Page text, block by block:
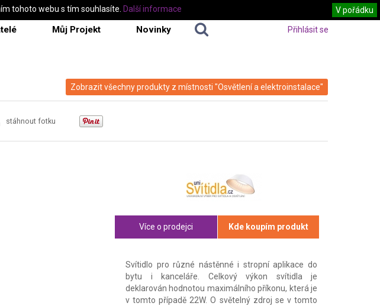
Můj Projekt Novinky Přihlásit se
Zobrazit všechny produkty z místnosti "Osvětlení a elektroinstalace"
stáhnout fotku
Více o prodejci Kde koupím produkt
Svítidlo pro různé nástěnné i stropní aplikace do
bytu i kanceláře. Celkový výkon svítidla je
deklarován hodnotou maximálního příkonu, která je
v tomto případě 22W. O světelný zdroj se v tomto
tohoto webu s tím souhlasíte. V pořádku
Další informace